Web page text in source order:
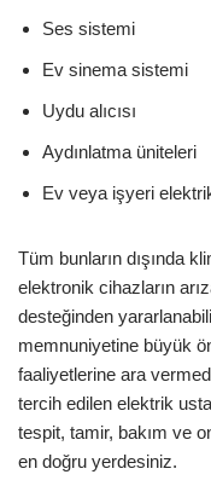
Ses sistemi
Ev sinema sistemi
Uydu alıcısı
Aydınlatma üniteleri
Ev veya işyeri
Tüm bunların dışında
elektronik cihazların
desteğinden
memnuniyetine büyük
faaliyetlerine ara
tercih edilen elektrik
tespit, tamir, bakım ve
en doğru yerdesiniz.